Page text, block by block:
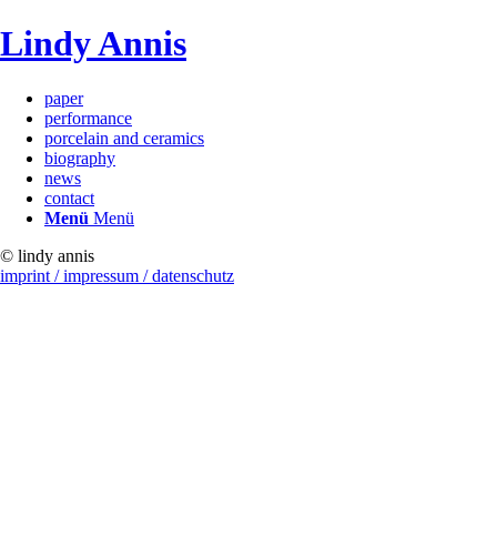
Lindy Annis
paper
performance
porcelain and ceramics
biography
news
contact
Menü Menü
© lindy annis
imprint / impressum / datenschutz